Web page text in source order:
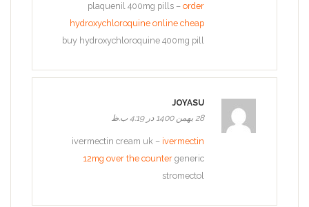
plaquenil 400mg pills – order
hydroxychloroquine online cheap
buy hydroxychloroquine 400mg pill
JOYASU
28 بهمن 1400 در 4:19 ب.ظ
ivermectin cream uk – ivermectin
12mg over the counter generic
stromectol